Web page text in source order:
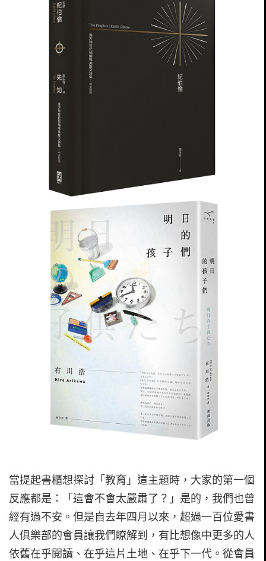
當提起書櫃想探討「教育」這主題時，大家的第一個
反應都是：「這會不會太嚴肅了？」是的，我們也曾
經有過不安。但是自去年四月以來，超過一百位愛書
人俱樂部的會員讓我們瞭解到，有比想像中更多的人
依舊在乎閱讀、在乎這片土地、在乎下一代。從會員